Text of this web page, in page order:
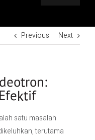
HomePrevious Next
satu masalah
terutama